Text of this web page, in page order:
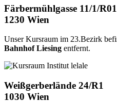
Färbermühlgasse 11/1/R01
1230 Wien
Unser Kursraum im 23.Bezirk
Bahnhof Liesing entfernt.
Weißgerberlände 24/R1
1030 Wien